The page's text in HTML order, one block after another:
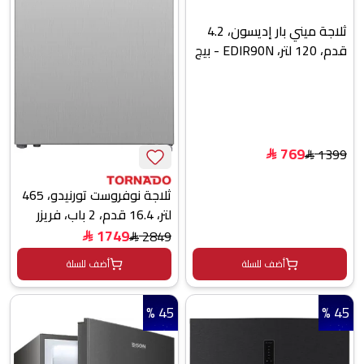
ثلاجة ميني بار إديسون، 4.2
قدم، 120 لتر، EDIR90N - بيج
1399
$
769
$
أضف للسلة
ثلاجة نوفروست تورنيدو، 465
لتر، 16.4 قدم، 2 باب، فريزر
علوي، RF-TCN465PT0GINS
- فضي
2849
$
1749
$
أضف للسلة
45 %
45 %